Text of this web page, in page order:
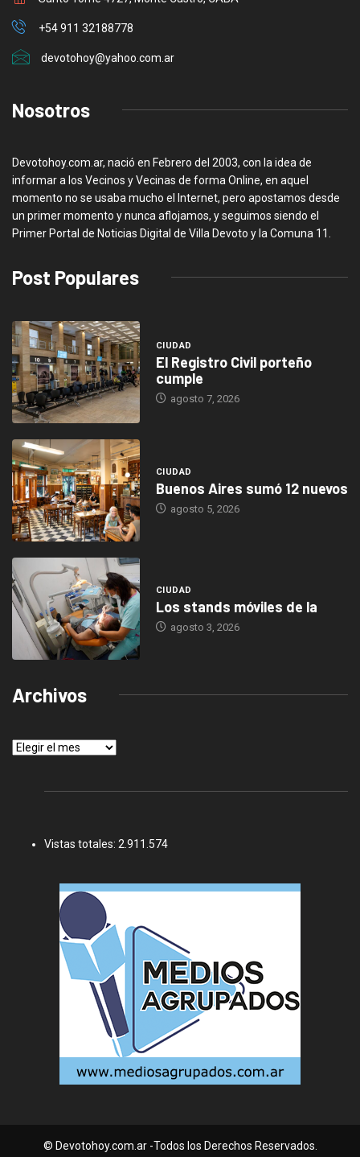
+54 911 32188778
devotohoy@yahoo.com.ar
Nosotros
Devotohoy.com.ar, nació en Febrero del 2003, con la idea de
informar a los Vecinos y Vecinas de forma Online, en aquel
momento no se usaba mucho el Internet, pero apostamos desde
un primer momento y nunca aflojamos, y seguimos siendo el
Primer Portal de Noticias Digital de Villa Devoto y la Comuna 11.
Post Populares
CIUDAD
El Registro Civil porteño
cumple
agosto 7, 2026
CIUDAD
Buenos Aires sumó 12 nuevos
agosto 5, 2026
CIUDAD
Los stands móviles de la
agosto 3, 2026
Archivos
Archivos
Vistas totales: 2.911.574
© Devotohoy.com.ar -Todos los Derechos Reservados.